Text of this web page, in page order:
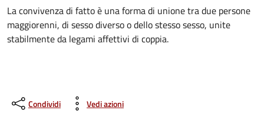
La convivenza di fatto è una forma di unione tra due persone
maggiorenni, di sesso diverso o dello stesso sesso, unite
stabilmente da legami affettivi di coppia.
Condividi Vedi azioni